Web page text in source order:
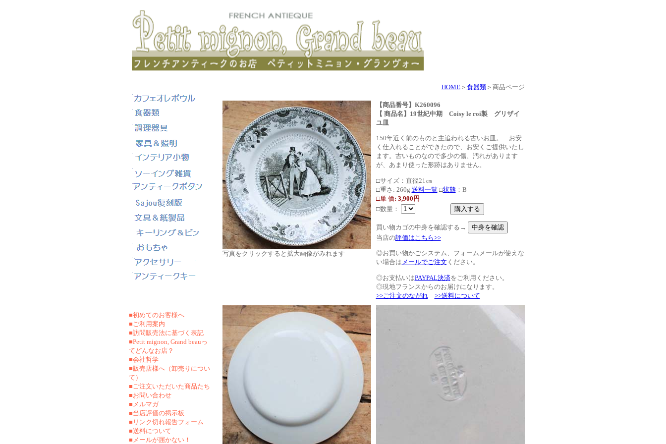
■初めてのお客様へ
■ご利用案内
■訪問販売法に基づく表記
■Petit mignon, Grand beauっ
てどんなお店？
■会社哲学
■販売店様へ（卸売りについ
て）
■ご注文いただいた商品たち
■お問い合わせ
■メルマガ
■当店評価の掲示板
■リンク切れ報告フォーム
■送料について
■メールが届かない！
HOME＞ 食器類＞商品ページ
写真をクリックすると拡大画像がみれます
【商品番号】K260096
【 商品名】19世紀中期 Coisy le roi製 グリザイ
ユ皿
150年近く前のものと主追われる古いお皿。 お安
く仕入れることができたので、お安くご提供いたし
ます。古いものなので多少の傷、汚れがあります
が、あまり使った形跡はありません。
□サイズ：直径21㎝
□重さ: 260g 送料一覧 □状態：B
□単 価: 3,900円
□数量：
買い物カゴの中身を確認する→
当店の評価はこちら>>
◎お買い物かごシステム、フォームメールが使えな
い場合は メールでご注文 ください。
◎お支払いはPAYPAL決済をご利用ください。
◎現地フランスからのお届けになります。
>>ご注文のながれ
>>送料について